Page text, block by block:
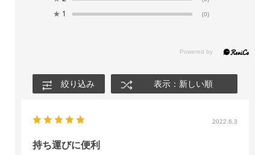
★ 1 (0)
絞り込み 表示：新しい順
2022.6.3
持ち運びに便利